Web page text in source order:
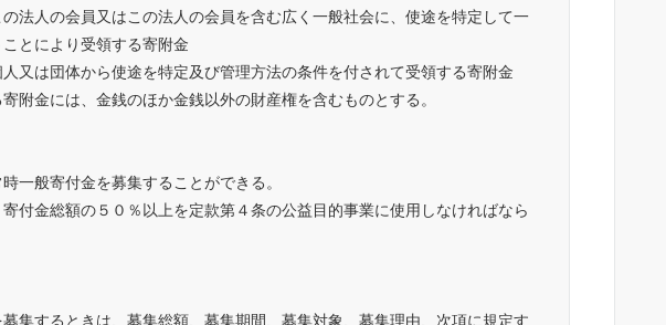
法人の会員又はこの法人の会員を含む広く一般社会に、使途を特定して一
とにより受領する寄附金
又は団体から使途を特定及び管理方法の条件を付されて受領する寄附金
附金には、金銭のほか金銭以外の財産権を含むものとする。
一般寄付金を募集することができる。
付金総額の５０％以上を定款第４条の公益目的事業に使用しなければなら
集するときは、募集総額、募集期間、募集対象、募集理由、次項に規定す